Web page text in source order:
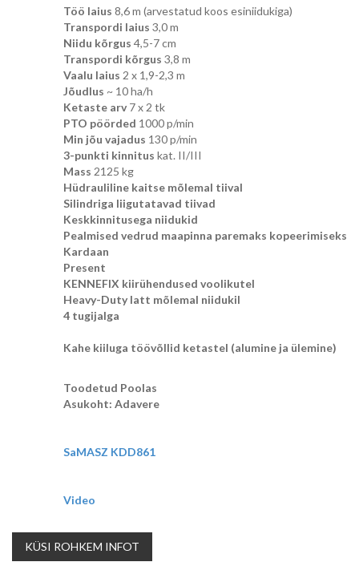
Töö laius 8,6 m (arvestatud koos esiniidukiga)
Transpordi laius 3,0 m
Niidu kõrgus 4,5-7 cm
Transpordi kõrgus 3,8 m
Vaalu laius 2 x 1,9-2,3 m
Jõudlus ~ 10 ha/h
Ketaste arv7 x 2 tk
PTO pöörded 1000 p/min
Min jõu vajadus 130 p/min
3-punkti kinnitus kat. II/III
Mass 2125 kg
Hüdrauliline kaitse mõlemal tiival
Silindriga liigutatavad tiivad
Keskkinnitusega niidukid
Pealmised vedrud maapinna paremaks kopeerimiseks
Kardaan
Present
KENNEFIX kiirühendused voolikutel
Heavy-Duty latt mõlemal niidukil
4 tugijalga
Kahe kiiluga töövõllid ketastel (alumine ja ülemine)
Toodetud Poolas
Asukoht: Adavere
SaMASZ KDD861
Video
KÜSI ROHKEM INFOT